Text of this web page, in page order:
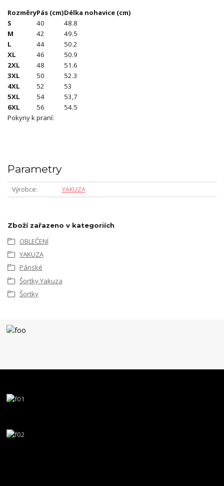
RozměryPás (cm)Délka nohavice (cm)
S
40
48.8
M
42
49.5
L
44
50.2
XL
46
50.9
2XL
48
51.6
3XL
50
52.3
4XL
52
53
5XL
54
53,7
6XL
56
54.5
Pokyny k praní:
Parametry
Výrobce YAKUZA
Zboží zařazeno v kategoriích
OBLEČENÍ
YAKUZA
Pánské
Šortky Yakuza
Šortky